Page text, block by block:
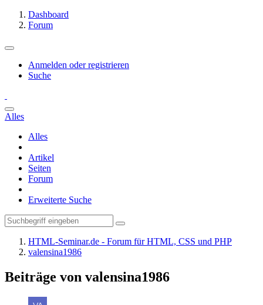
Dashboard
Forum
Anmelden oder registrieren
Suche
Alles
Alles
Artikel
Seiten
Forum
Erweiterte Suche
HTML-Seminar.de - Forum für HTML, CSS und PHP
valensina1986
Beiträge von valensina1986